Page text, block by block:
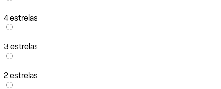
4 estrelas
3 estrelas
2 estrelas